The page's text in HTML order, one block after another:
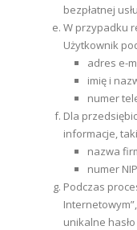
bezpłatnej
W przypadku
Użytkownik
adres e-
imię i
numer
Dla
informacje,
nazwa
numer
Podczas
unikalne